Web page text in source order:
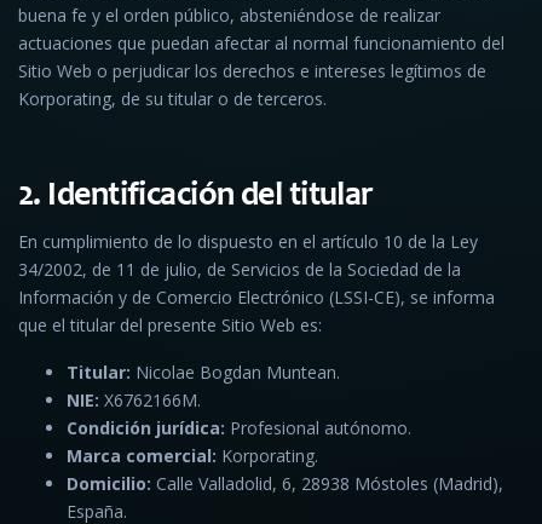
buena fe y el orden público, absteniéndose de realizar
actuaciones que puedan afectar al normal funcionamiento del
Sitio Web o perjudicar los derechos e intereses legítimos de
Korporating, de su titular o de terceros.
2. Identificación del titular
En cumplimiento de lo dispuesto en el artículo 10 de la Ley
34/2002, de 11 de julio, de Servicios de la Sociedad de la
Información y de Comercio Electrónico (LSSI-CE), se informa
que el titular del presente Sitio Web es:
Titular: Nicolae Bogdan Muntean.
NIE: X6762166M.
Condición jurídica: Profesional autónomo.
Marca comercial: Korporating.
Domicilio: Calle Valladolid, 6, 28938 Móstoles (Madrid),
España.